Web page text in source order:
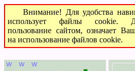
Внимание! Для удобства
использует файлы cookie.
пользование сайтом, означает
на использование файлов cookie.